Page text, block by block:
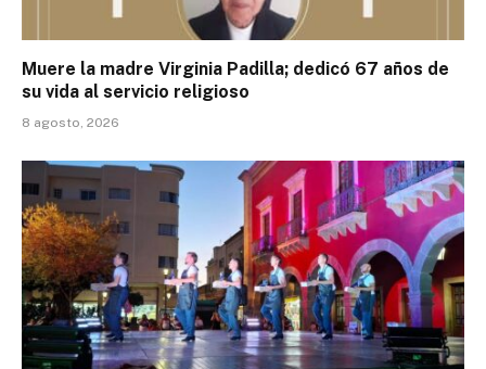
Muere la madre Virginia Padilla; dedicó 67 años de
su vida al servicio religioso
8 agosto, 2026